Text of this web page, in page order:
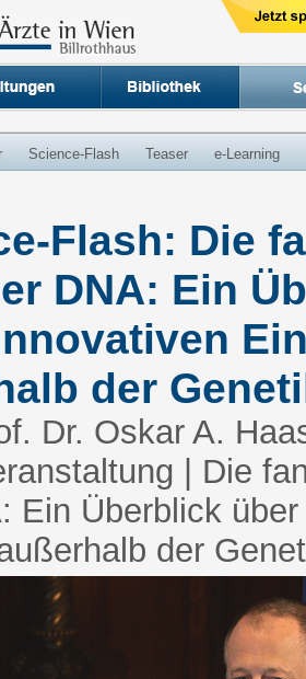
Science-Flash Teaser e-Learning
Flash: Die
DNA: Ein
der
Dr. Oskar A.
| Die
Ein Überblick
der